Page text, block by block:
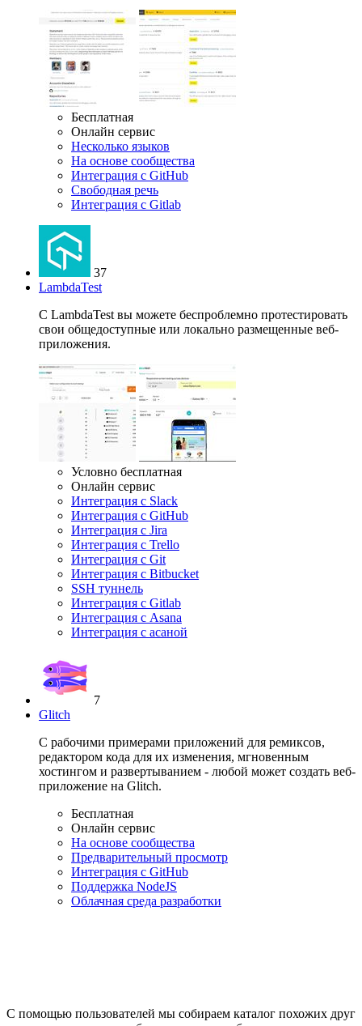
Бесплатная
Онлайн сервис
Несколько языков
На основе сообщества
Интеграция с GitHub
Свободная речь
Интеграция с Gitlab
37
LambdaTest
С LambdaTest вы можете беспроблемно протестировать
свои общедоступные или локально размещенные веб-
приложения.
Условно бесплатная
Онлайн сервис
Интеграция с Slack
Интеграция с GitHub
Интеграция c Jira
Интеграция с Trello
Интеграция c Git
Интеграция с Bitbucket
SSH туннель
Интеграция с Gitlab
Интеграция с Asana
Интеграция с асаной
7
Glitch
С рабочими примерами приложений для ремиксов,
редактором кода для их изменения, мгновенным
хостингом и развертыванием - любой может создать веб-
приложение на Glitch.
Бесплатная
Онлайн сервис
На основе сообщества
Предварительный просмотр
Интеграция с GitHub
Поддержка NodeJS
Облачная среда разработки
С помощью пользователей мы собираем каталог похожих друг